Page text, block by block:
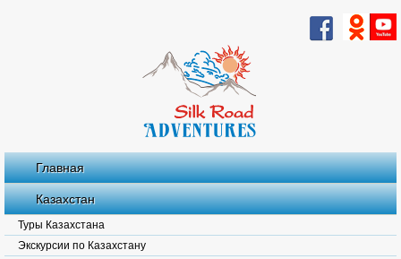
Главная
Казахстан
Туры Казахстана
Экскурсии по Казахстану